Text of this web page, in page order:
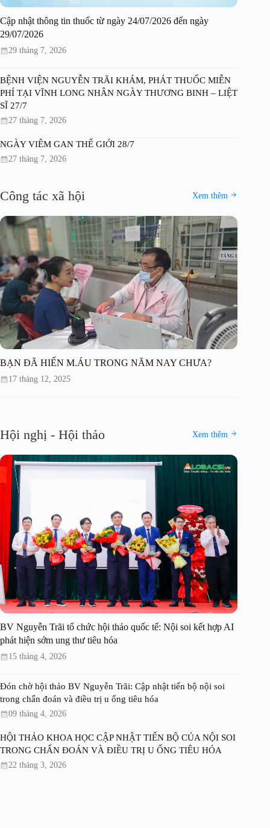
Cập nhật thông tin thuốc từ ngày 24/07/2026 đến ngày
29/07/2026
29 tháng 7, 2026
BỆNH VIỆN NGUYỄN TRÃI KHÁM, PHÁT THUỐC MIỄN
PHÍ TẠI VĨNH LONG NHÂN NGÀY THƯƠNG BINH – LIỆT
SĨ 27/7
27 tháng 7, 2026
NGÀY VIÊM GAN THẾ GIỚI 28/7
27 tháng 7, 2026
Công tác xã hội Xem thêm
BẠN ĐÃ HIẾN M.ÁU TRONG NĂM NAY CHƯA?
17 tháng 12, 2025
Hội nghị - Hội thảo Xem thêm
BV Nguyễn Trãi tổ chức hội thảo quốc tế: Nội soi kết hợp AI
phát hiện sớm ung thư tiêu hóa
15 tháng 4, 2026
Đón chờ hội thảo BV Nguyễn Trãi: Cập nhật tiến bộ nội soi
trong chẩn đoán và điều trị u ống tiêu hóa
09 tháng 4, 2026
HỘI THẢO KHOA HỌC CẬP NHẬT TIẾN BỘ CỦA NỘI SOI
TRONG CHẨN ĐOÁN VÀ ĐIỀU TRỊ U ỐNG TIÊU HÓA
22 tháng 3, 2026